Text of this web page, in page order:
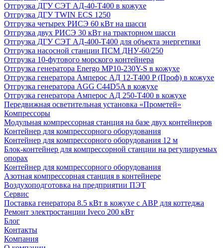
Отгрузка ДГУ СЭТ АД-40-Т400 в кожухе
Отгрузка ДГУ TWIN ECS 1250
Отгрузка четырех РИСЭ 60 кВт на шасси
Отгрузка двух РИСЭ 30 кВт на тракторном шасси
Отгрузка ДГУ СЭТ АД-400-Т400 для объекта энергетики
Отгрузка насосной станции ПСМ ДНУ-60/250
Отгрузка 10-футового морского контейнера
Отгрузка генератора Energo MP10-230Y-S в кожухе
Отгрузка генератора Амперос АД 12-Т400 P (Проф) в кожухе
Отгрузка генератора AGG C44D5A в кожухе
Отгрузка генератора Амперос АД 250-Т400 в кожухе
Передвижная осветительная установка «Прометей»
Компрессоры
Модульная компрессорная станция на базе двух контейнеров
Контейнер для компрессорного оборудования
Контейнер для компрессорного оборудования 12 м
Блок-контейнер для компрессорной станции на регулируемых
опорах
Контейнер для компрессорного оборудования
Азотная компрессорная станция в контейнере
Воздухоподготовка на предприятии ПЭТ
Сервис
Поставка генератора 8.5 кВт в кожухе с АВР для коттеджа
Ремонт электростанции Iveco 200 кВт
Блог
Контакты
Компания